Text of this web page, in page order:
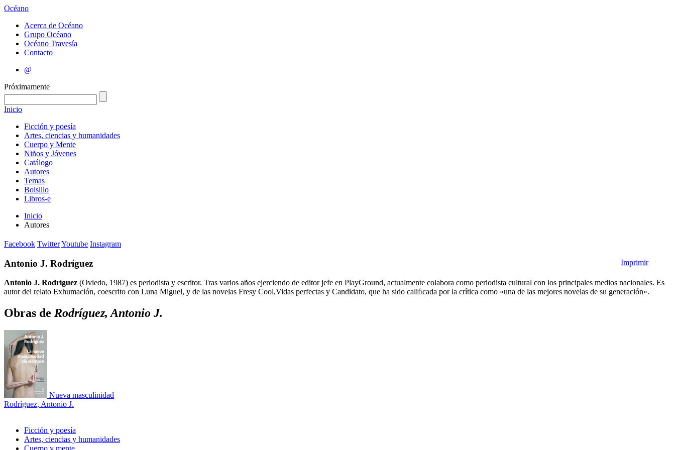
Océano
Acerca de Océano
Grupo Océano
Océano Travesía
Contacto
@
Próximamente
Inicio
Ficción y poesía
Artes, ciencias y humanidades
Cuerpo y Mente
Niños y Jóvenes
Catálogo
Autores
Temas
Bolsillo
Libros-e
Inicio
Autores
Facebook TwitterYoutube Instagram
Imprimir
Antonio J. Rodríguez
Antonio J. Rodríguez (Oviedo, 1987) es periodista y escritor. Tras varios años ejerciendo de editor jefe en PlayGround, actualmente colabora como periodista cultural con los principales medios nacionales. Es
autor del relato Exhumación, coescrito con Luna Miguel, y de las novelas Fresy Cool,Vidas perfectas y Candidato, que ha sido caliﬁcada por la crítica como «una de las mejores novelas de su generación».
Obras de Rodríguez, Antonio J.
Nueva masculinidad
Rodríguez, Antonio J.
Ficción y poesía
Artes, ciencias y humanidades